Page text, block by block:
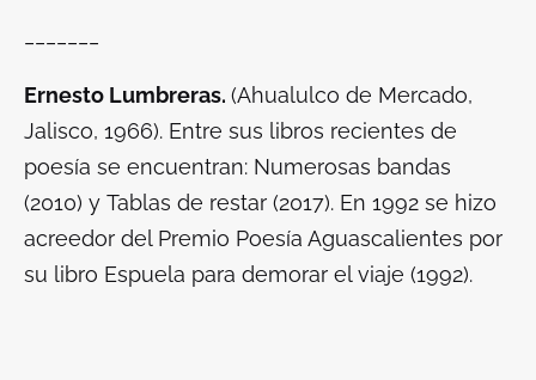
Ernesto Lumbreras. (Ahualulco de Mercado,
Jalisco, 1966). Entre sus libros recientes de
poesía se encuentran: Numerosas bandas
(2010) y Tablas de restar (2017). En 1992 se hizo
acreedor del Premio Poesía Aguascalientes por
su libro Espuela para demorar el viaje (1992).